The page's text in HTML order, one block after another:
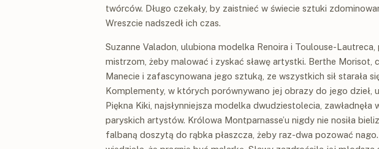
twórców. Długo czekały, by zaistnieć w świecie sztuki
Wreszcie nadszedł ich czas.
Suzanne Valadon, ulubiona modelka Renoira i Toulouse-Lautreca,
mistrzom, żeby malować i zyskać sławę artystki. Berthe Morisot,
Manecie i zafascynowana jego sztuką, ze wszystkich sił starała
Komplementy, w których porównywano jej obrazy do jego dzieł,
Piękna Kiki, najsłynniejsza modelka dwudziestolecia, zawładnęła
paryskich artystów. Królowa Montparnasse’u nigdy nie nosiła
falbaną doszytą do rąbka płaszcza, żeby raz-dwa pozować